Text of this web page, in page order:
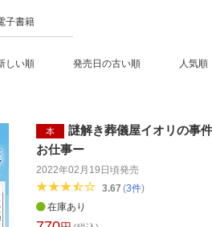
子書籍
しい順 発売日の古い順 人気順
本
謎解き葬儀屋イオリの事
お仕事ー
2022年02月19日頃発売
3.67 (3件)
在庫あり